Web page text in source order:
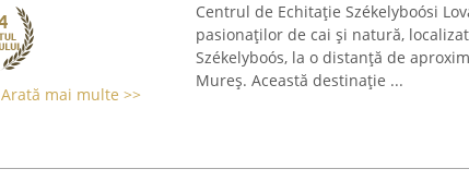
Arată mai multe >>
Centrul de Echitație Székelyboósi
pasionaților de cai și natură,
Székelyboós, la o distanță de
Mureș. Această destinație ...